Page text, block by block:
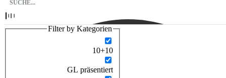
Filter by Kategorien
10+10
GL präsentiert